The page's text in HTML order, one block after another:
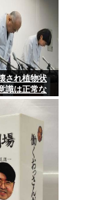
され植物状
識は正常な
る